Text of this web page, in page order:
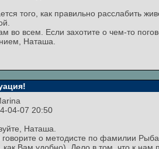
того, как правильно расслабить
во всем. Если захотите о чем-то
Наташа.
04-07 20:50
Наташа.
о методисте по фамилии